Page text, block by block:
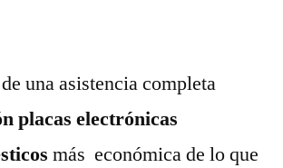
una asistencia completa
placas electrónicas
más económica de lo que